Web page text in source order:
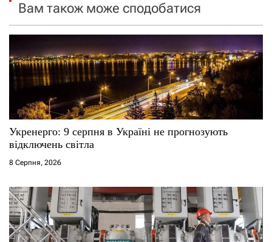
а
п
и
с
і
в
Вам також може сподобатися
Укренерго: 9 серпня в Україні не прогнозують
відключень світла
8 Серпня, 2026